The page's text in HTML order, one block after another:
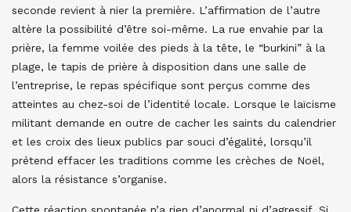
seconde revient à nier la première. L’affirmation de l’autre
altère la possibilité d’être soi-même. La rue envahie par la
prière, la femme voilée des pieds à la tête, le “burkini” à la
plage, le tapis de prière à disposition dans une salle de
l’entreprise, le repas spécifique sont perçus comme des
atteintes au chez-soi de l’identité locale. Lorsque le laïcisme
militant demande en outre de cacher les saints du calendrier
et les croix des lieux publics par souci d’égalité, lorsqu’il
prétend effacer les traditions comme les crèches de Noël,
alors la résistance s’organise.